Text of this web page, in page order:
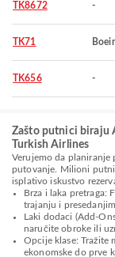
TK8672 -
TK71
TK656 -
Zašto putnici biraju
Turkish Airlines
Verujemo da planiranje
putovanje. Milioni
isplativo iskustvo
Brza i laka pretraga:
trajanju i
Laki dodaci (Add-
naručite obroke ili
Opcije klase: Tražite
ekonomske do prve